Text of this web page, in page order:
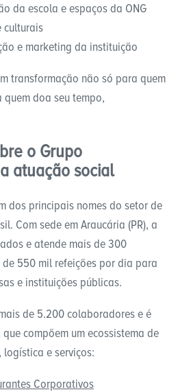
da escola e espaços da ONG
culturais
e marketing da instituição
transformação não só para quem
quem doa seu tempo,
o Grupo
atuação social
dos principais nomes do setor de
Com sede em Araucária (PR), a
e atende mais de 300
550 mil refeições por dia para
e instituições públicas.
de 5.200 colaboradores e é
compõem um ecossistema de
e serviços:
Corporativos